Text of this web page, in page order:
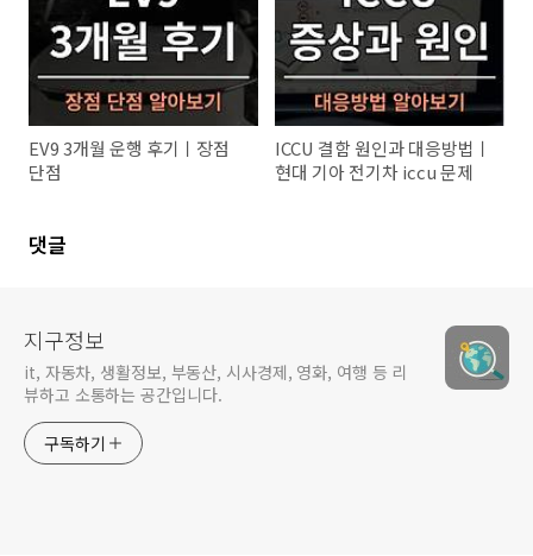
EV9 3개월 운행 후기ㅣ장점
단점
ICCU 결함 원인과 대응방법ㅣ
현대 기아 전기차 iccu 문제
댓글
지구정보
it, 자동차, 생활정보, 부동산, 시사경제, 영화, 여행 등 리
뷰하고 소통하는 공간입니다.
구독하기